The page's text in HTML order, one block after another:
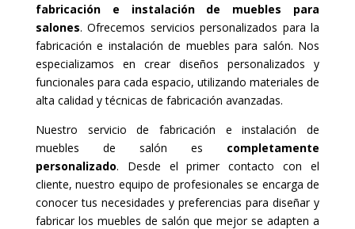
fabricación e instalación de muebles para
salones. Ofrecemos servicios personalizados para la
fabricación e instalación de muebles para salón. Nos
especializamos en crear diseños personalizados y
funcionales para cada espacio, utilizando materiales de
alta calidad y técnicas de fabricación avanzadas.
Nuestro servicio de fabricación e instalación de
muebles de salón es completamente
personalizado. Desde el primer contacto con el
cliente, nuestro equipo de profesionales se encarga de
conocer tus necesidades y preferencias para diseñar y
fabricar los muebles de salón que mejor se adapten a